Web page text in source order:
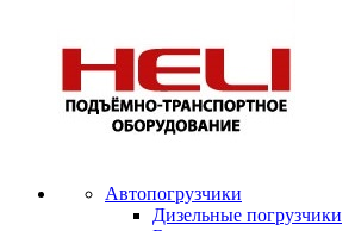
Автопогрузчики
Дизельные погрузчики